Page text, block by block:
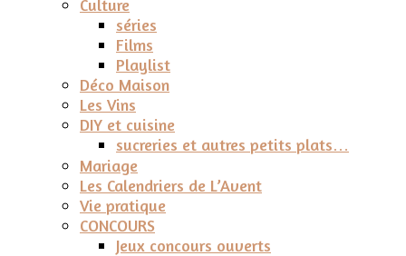
Culture
séries
Films
Playlist
Déco Maison
Les Vins
DIY et cuisine
sucreries et autres petits plats…
Mariage
Les Calendriers de L’Avent
Vie pratique
CONCOURS
Jeux concours ouverts